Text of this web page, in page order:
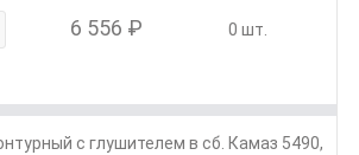
6 556 ₽ 0 шт.
с глушителем в сб. Камаз 5490,